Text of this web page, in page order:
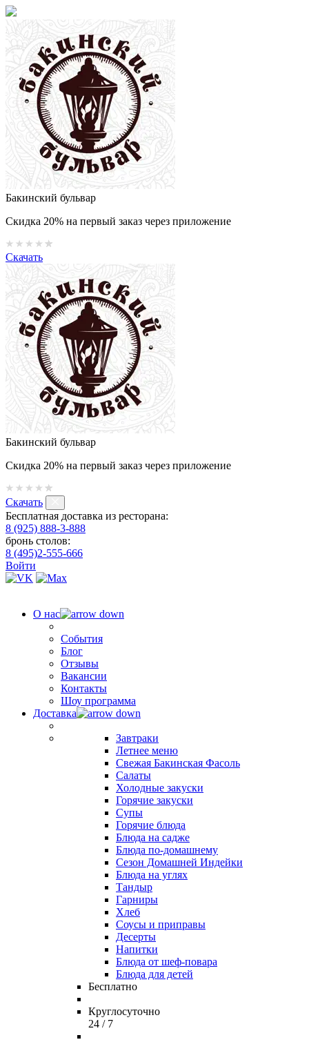
Бакинский бульвар
Скидка 20% на первый заказ через приложение
Скачать
Бакинский бульвар
Скидка 20% на первый заказ через приложение
Скачать
Бесплатная доставка из ресторана:
8 (925) 888-3-888
бронь столов:
8 (495)2-555-666
Войти
О нас
События
Блог
Отзывы
Вакансии
Контакты
Шоу программа
Доставка
Завтраки
Летнее меню
Свежая Бакинская Фасоль
Салаты
Холодные закуски
Горячие закуски
Супы
Горячие блюда
Блюда на садже
Блюда по-домашнему
Сезон Домашней Индейки
Блюда на углях
Тандыр
Гарниры
Хлеб
Соусы и приправы
Десерты
Напитки
Блюда от шеф-повара
Блюда для детей
Бесплатно
Круглосуточно
24 / 7